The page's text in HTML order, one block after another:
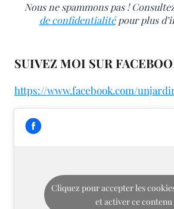
Nous ne spammons pas !
de confidentialitépour plus
SUIVEZ MOI SUR
https://www.facebook.com/
Cliquez pour accepter les
et activer ce contenu